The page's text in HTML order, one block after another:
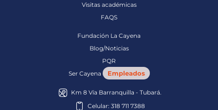
Visitas académicas
FAQS
Fundación La Cayena
Blog/Noticias
PQR
Ser Cayena
Empleados
Km 8 Vía Barranquilla - Tubará.
Celular: 318 711 7388